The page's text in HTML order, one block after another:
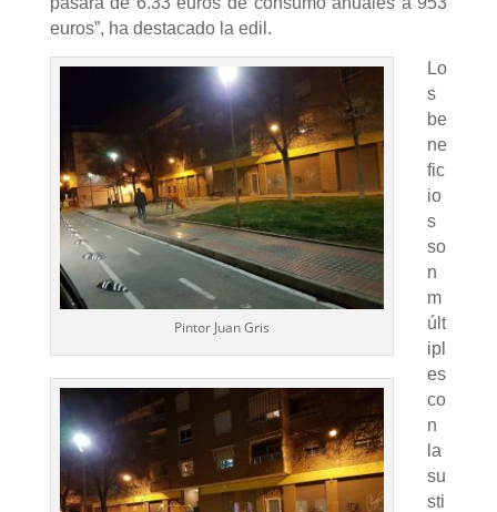
euros”, ha destacado la edil.
Pintor Juan Gris
Lo
s
be
ne
fic
io
s
so
n
m
últ
ipl
es
co
n
la
su
sti